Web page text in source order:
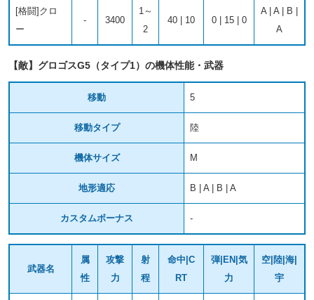
[格闘]クロ
ー
- 3400
1～
2
40 | 10 0 | 15 | 0
A | A | B |
A
【敵】グロゴスG5（タイプ1）の機体性能・武器
移動 5
移動タイプ 陸
機体サイズ M
地形適応 B | A | B | A
カスタムボーナス -
武器名
属
性
攻撃
力
射
程
命中|C
RT
弾|EN|気
力
空|陸|海|
宇